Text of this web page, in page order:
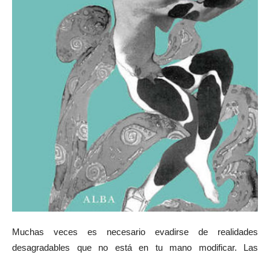
Muchas veces es necesario evadirse de realidades
desagradables que no está en tu mano modificar. Las